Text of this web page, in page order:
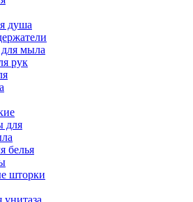
душа
мыла
рук
для
белья
шторки